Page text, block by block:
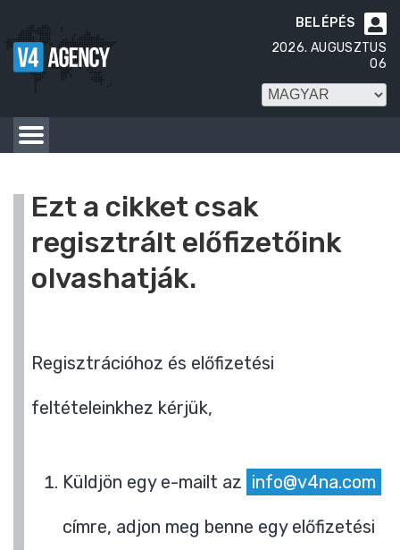

BELÉPÉS
2026. AUGUSZTUS
06
Ezt a cikket csak
regisztrált előfizetőink
olvashatják.
Regisztrációhoz és előfizetési
feltételeinkhez kérjük,
Küldjön egy e-mailt az info@v4na.com
címre, adjon meg benne egy előfizetési